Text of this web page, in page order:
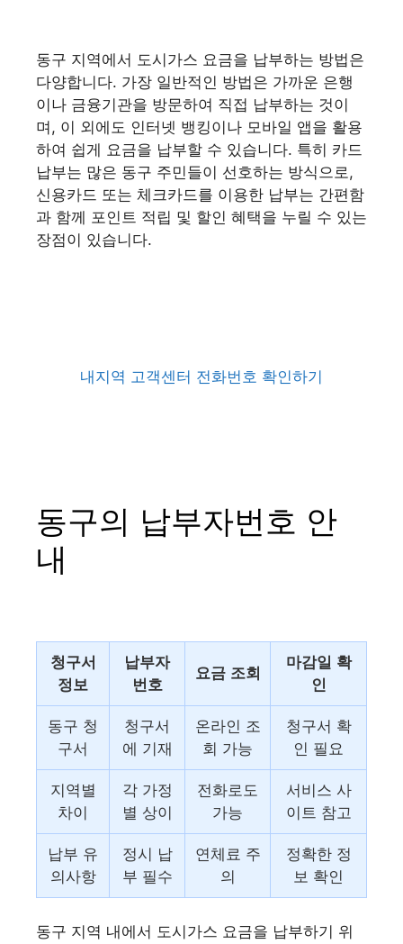
동구 지역에서 도시가스 요금을 납부하는 방법은
다양합니다. 가장 일반적인 방법은 가까운 은행
이나 금융기관을 방문하여 직접 납부하는 것이
며, 이 외에도 인터넷 뱅킹이나 모바일 앱을 활용
하여 쉽게 요금을 납부할 수 있습니다. 특히 카드
납부는 많은 동구 주민들이 선호하는 방식으로,
신용카드 또는 체크카드를 이용한 납부는 간편함
과 함께 포인트 적립 및 할인 혜택을 누릴 수 있는
장점이 있습니다.
내지역 고객센터 전화번호 확인하기
동구의 납부자번호 안
내
청구서
정보
납부자
번호
요금 조회
마감일 확
인
동구 청
구서
청구서
에 기재
온라인 조
회 가능
청구서 확
인 필요
지역별
차이
각 가정
별 상이
전화로도
가능
서비스 사
이트 참고
납부 유
의사항
정시 납
부 필수
연체료 주
의
정확한 정
보 확인
동구 지역 내에서 도시가스 요금을 납부하기 위